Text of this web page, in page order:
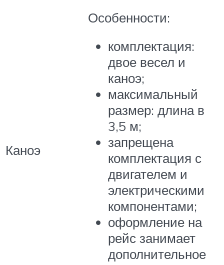
Каноэ
Особенности:
комплектация:
двое весел и
каноэ;
максимальный
размер: длина в
3,5 м;
запрещена
комплектация с
двигателем и
электрическими
компонентами;
оформление на
рейс занимает
дополнительное